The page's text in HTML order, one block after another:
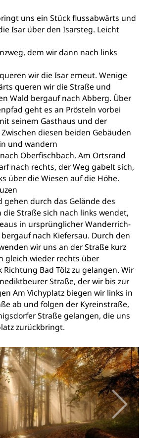
uns ein Stück flussabwärts und
Isar über den Isarsteg. Leicht
dem wir dann nach links
wir die Isar erneut. Wenige
queren wir die Straße und
Wald bergauf nach Abberg. Über
geht es an Prösteln vorbei
seinem Gasthaus und der
diesen beiden Gebäuden
und wandern
Oberfischbach. Am Ortsrand
nach rechts, der Weg gabelt sich,
über die Wiesen auf die Höhe.
gehen durch das Gelände des
die Straße sich nach links wendet,
in ursprünglicher Wanderrich-
nach Kiefersau. Durch den
wir uns an der Straße kurz
gleich wieder rechts über
Richtung Bad Tölz zu gelangen. Wir
Straße, der wir bis zur
Am Vichyplatz biegen wir links in
ab und folgen der Kyreinstraße,
Straße gelangen, die uns
zurückbringt.